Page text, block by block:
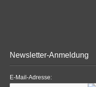
Newsletter-Anmeldung
E-Mail-Adresse: